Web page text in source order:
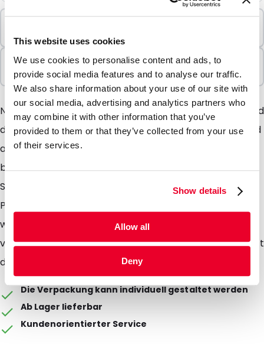
This website uses cookies
We use cookies to personalise content and ads, to
provide social media features and to analyse our traffic.
We also share information about your use of our site with
our social media, advertising and analytics partners who
may combine it with other information that you’ve
provided to them or that they’ve collected from your use
of their services.
Show details
Allow all
Deny
100 Einheiten
In Paketen verkauft
100 Einheiten
Neu: unsere Seitenfaltenbeutel Wie der Name sagt sind
die Beutel mit Seitenfalte und Boden versehen. Sie sind
aus hochwertiger Aluverbundfolie produziert. Somit
besitzt der Beutel gute Barrieeigenschaften. Die
Seitenfaltenbeutel sind für Food sowie für Nonfood-
Produkte geeignet. Der Beutel ist nicht
wiederverschliessbar, kann aber nach der Befüllung
verschweisst werden. Die Papieraussenschicht verleiht
dem Beutel ein attraktives Design.
Die Verpackung kann individuell gestaltet werden
Ab Lager lieferbar
Kundenorientierter Service